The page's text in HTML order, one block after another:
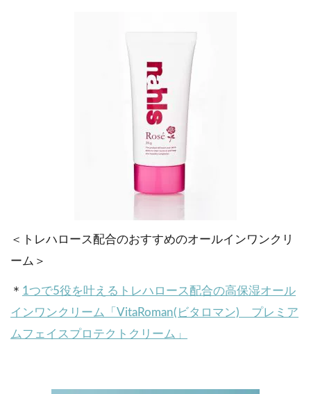
＜トレハロース配合のおすすめのオールインワンクリ
ーム＞
＊ 1つで5役を叶えるトレハロース配合の高保湿オール
インワンクリーム「VitaRoman(ビタロマン) プレミア
ムフェイスプロテクトクリーム」